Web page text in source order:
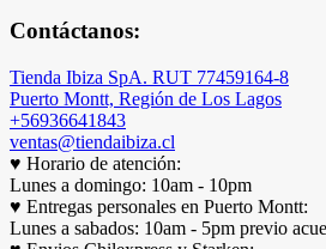
Contáctanos:
Tienda Ibiza SpA. RUT 77459164-8
Puerto Montt, Región de Los Lagos
+56936641843
ventas@tiendaibiza.cl
♥ Horario de atención:
Lunes a domingo: 10am - 10pm
♥ Entregas personales en Puerto Montt:
Lunes a sabados: 10am - 5pm previo